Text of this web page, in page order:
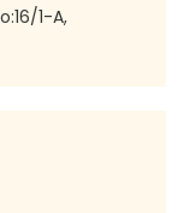
1-A,